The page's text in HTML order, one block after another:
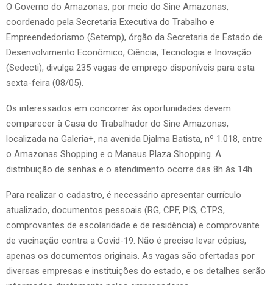
O Governo do Amazonas, por meio do Sine Amazonas,
coordenado pela Secretaria Executiva do Trabalho e
Empreendedorismo (Setemp), órgão da Secretaria de Estado de
Desenvolvimento Econômico, Ciência, Tecnologia e Inovação
(Sedecti), divulga 235 vagas de emprego disponíveis para esta
sexta-feira (08/05).
Os interessados em concorrer às oportunidades devem
comparecer à Casa do Trabalhador do Sine Amazonas,
localizada na Galeria+, na avenida Djalma Batista, nº 1.018, entre
o Amazonas Shopping e o Manaus Plaza Shopping. A
distribuição de senhas e o atendimento ocorre das 8h às 14h.
Para realizar o cadastro, é necessário apresentar currículo
atualizado, documentos pessoais (RG, CPF, PIS, CTPS,
comprovantes de escolaridade e de residência) e comprovante
de vacinação contra a Covid-19. Não é preciso levar cópias,
apenas os documentos originais. As vagas são ofertadas por
diversas empresas e instituições do estado, e os detalhes serão